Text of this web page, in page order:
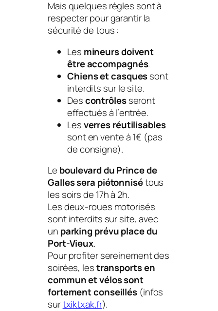
Mais quelques règles sont à
respecter pour garantir la
sécurité de tous :
Les mineurs doivent
être accompagnés.
Chiens et casquessont
interdits sur le site.
Descontrôlesseront
effectués à l’entrée.
Lesverres réutilisables
sont en vente à 1€ (pas
de consigne).
Le boulevard du Prince de
Galles sera piétonnisétous
les soirs de 17h à 2h.
Les deux-roues motorisés
sont interdits sur site, avec
un parking prévu place du
Port-Vieux.
Pour profiter sereinement des
soirées, lestransports en
commun et vélos sont
fortement conseillés (infos
surtxiktxak.fr).